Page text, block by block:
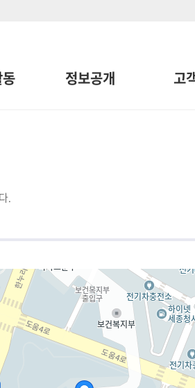
정보공개 고
.